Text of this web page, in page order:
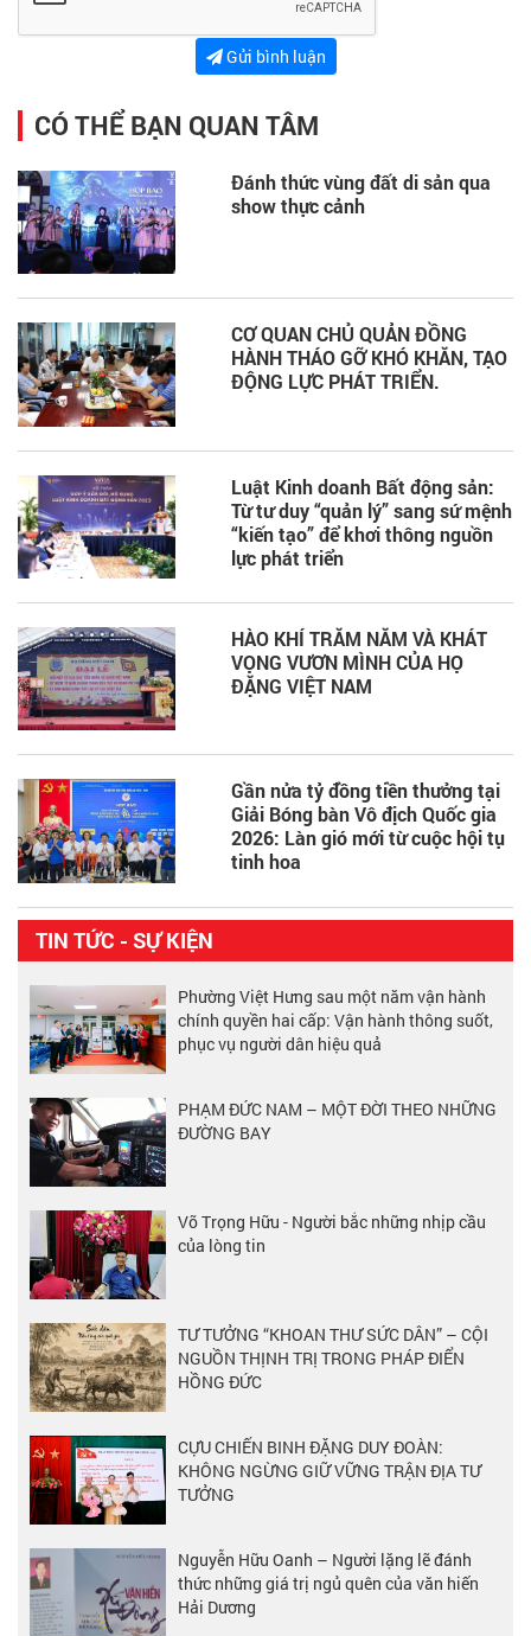
Gửi bình luận
CÓ THỂ BẠN QUAN TÂM
Đánh thức vùng đất di sản qua
show thực cảnh
CƠ QUAN CHỦ QUẢN ĐỒNG
HÀNH THÁO GỠ KHÓ KHĂN, TẠO
ĐỘNG LỰC PHÁT TRIỂN.
Luật Kinh doanh Bất động sản:
Từ tư duy “quản lý” sang sứ mệnh
“kiến tạo” để khơi thông nguồn
lực phát triển
HÀO KHÍ TRĂM NĂM VÀ KHÁT
VỌNG VƯƠN MÌNH CỦA HỌ
ĐẶNG VIỆT NAM
Gần nửa tỷ đồng tiền thưởng tại
Giải Bóng bàn Vô địch Quốc gia
2026: Làn gió mới từ cuộc hội tụ
tinh hoa
TIN TỨC - SỰ KIỆN
Phường Việt Hưng sau một năm vận hành
chính quyền hai cấp: Vận hành thông suốt,
phục vụ người dân hiệu quả
PHẠM ĐỨC NAM – MỘT ĐỜI THEO NHỮNG
ĐƯỜNG BAY
Võ Trọng Hữu - Người bắc những nhịp cầu
của lòng tin
TƯ TƯỞNG “KHOAN THƯ SỨC DÂN” – CỘI
NGUỒN THỊNH TRỊ TRONG PHÁP ĐIỂN
HỒNG ĐỨC
CỰU CHIẾN BINH ĐẶNG DUY ĐOÀN:
KHÔNG NGỪNG GIỮ VỮNG TRẬN ĐỊA TƯ
TƯỞNG
Nguyễn Hữu Oanh – Người lặng lẽ đánh
thức những giá trị ngủ quên của văn hiến
Hải Dương